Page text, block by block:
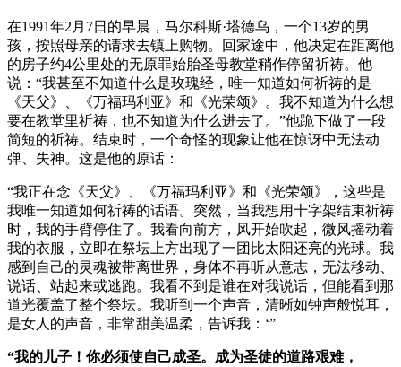
在1991年2月7日的早晨，马尔科斯·塔德乌，一个13岁的男
孩，按照母亲的请求去镇上购物。回家途中，他决定在距离他
的房子约4公里处的无原罪始胎圣母教堂稍作停留祈祷。他
说：“我甚至不知道什么是玫瑰经，唯一知道如何祈祷的是
《天父》、《万福玛利亚》和《光荣颂》。我不知道为什么想
要在教堂里祈祷，也不知道为什么进去了。”他跪下做了一段
简短的祈祷。结束时，一个奇怪的现象让他在惊讶中无法动
弹、失神。这是他的原话：
“我正在念《天父》、《万福玛利亚》和《光荣颂》，这些是
我唯一知道如何祈祷的话语。突然，当我想用十字架结束祈祷
时，我的手臂停住了。我看向前方，风开始吹起，微风摇动着
我的衣服，立即在祭坛上方出现了一团比太阳还亮的光球。我
感到自己的灵魂被带离世界，身体不再听从意志，无法移动、
说话、站起来或逃跑。我看不到是谁在对我说话，但能看到那
道光覆盖了整个祭坛。我听到一个声音，清晰如钟声般悦耳，
是女人的声音，非常甜美温柔，告诉我：‘”
“我的儿子！你必须使自己成圣。成为圣徒的道路艰难，